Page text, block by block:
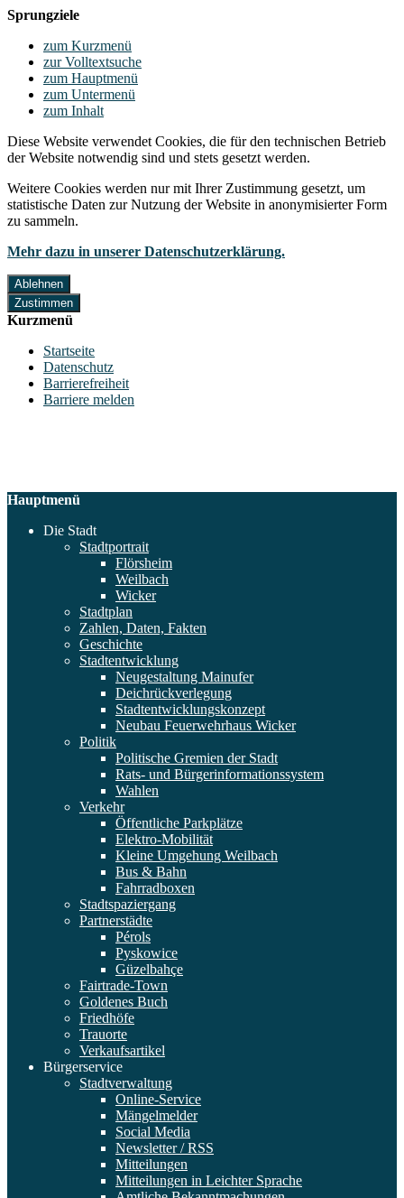
Sprungziele
zum Kurzmenü
zur Volltextsuche
zum Hauptmenü
zum Untermenü
zum Inhalt
Diese Website verwendet Cookies, die für den technischen Betrieb
der Website notwendig sind und stets gesetzt werden.
Weitere Cookies werden nur mit Ihrer Zustimmung gesetzt, um
statistische Daten zur Nutzung der Website in anonymisierter Form
zu sammeln.
Mehr dazu in unserer Datenschutzerklärung.
Ablehnen
Zustimmen
Kurzmenü
Startseite
Datenschutz
Barrierefreiheit
Barriere melden
Hauptmenü
Die Stadt
Stadtportrait
Flörsheim
Weilbach
Wicker
Stadtplan
Zahlen, Daten, Fakten
Geschichte
Stadtentwicklung
Neugestaltung Mainufer
Deichrückverlegung
Stadtentwicklungskonzept
Neubau Feuerwehrhaus Wicker
Politik
Politische Gremien der Stadt
Rats- und Bürgerinformationssystem
Wahlen
Verkehr
Öffentliche Parkplätze
Elektro-Mobilität
Kleine Umgehung Weilbach
Bus & Bahn
Fahrradboxen
Stadtspaziergang
Partnerstädte
Pérols
Pyskowice
Güzelbahçe
Fairtrade-Town
Goldenes Buch
Friedhöfe
Trauorte
Verkaufsartikel
Bürgerservice
Stadtverwaltung
Online-Service
Mängelmelder
Social Media
Newsletter / RSS
Mitteilungen
Mitteilungen in Leichter Sprache